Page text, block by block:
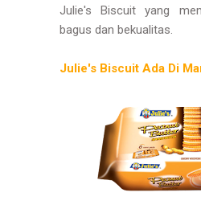
Julie's Biscuit yang
bagus dan bekualitas.
Julie's Biscuit Ada Di